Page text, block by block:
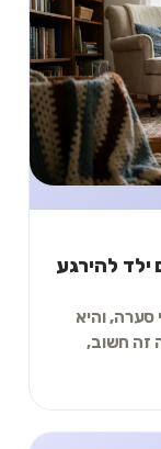
ילד להירגע
סערה, והיא
זה חשוב,